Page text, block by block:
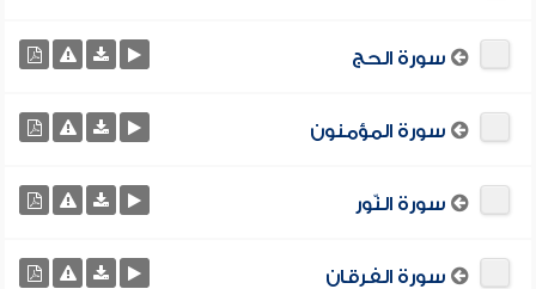
سورة الحج
سورة المؤمنون
سورة النّور
سورة الفرقان